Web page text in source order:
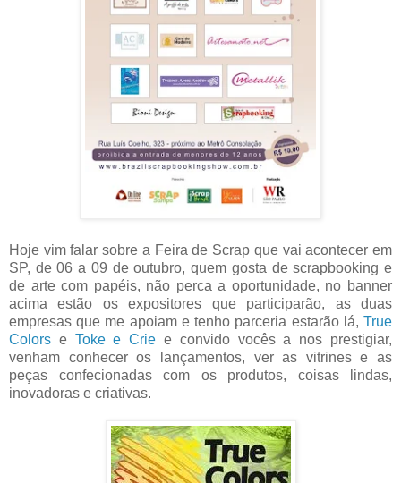
Hoje vim falar sobre a Feira de Scrap que vai acontecer em
SP, de 06 a 09 de outubro, quem gosta de scrapbooking e
de arte com papéis, não perca a oportunidade, no banner
acima estão os expositores que participarão, as duas
empresas que me apoiam e tenho parceria estarão lá, True
Colors e Toke e Crie e convido vocês a nos prestigiar,
venham conhecer os lançamentos, ver as vitrines e as
peças confecionadas com os produtos, coisas lindas,
inovadoras e criativas.